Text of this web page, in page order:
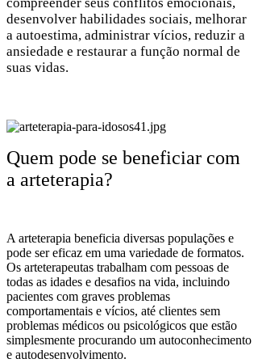
desenvolver habilidades sociais, melhorar
a autoestima, administrar vícios, reduzir a
ansiedade e restaurar a função normal de
suas vidas.
Quem pode se beneficiar com
a arteterapia?
A arteterapia beneficia diversas populações e
pode ser eficaz em uma variedade de formatos.
Os arteterapeutas trabalham com pessoas de
todas as idades e desafios na vida, incluindo
pacientes com graves problemas
comportamentais e vícios, até clientes sem
problemas médicos ou psicológicos que estão
simplesmente procurando um autoconhecimento
e autodesenvolvimento.